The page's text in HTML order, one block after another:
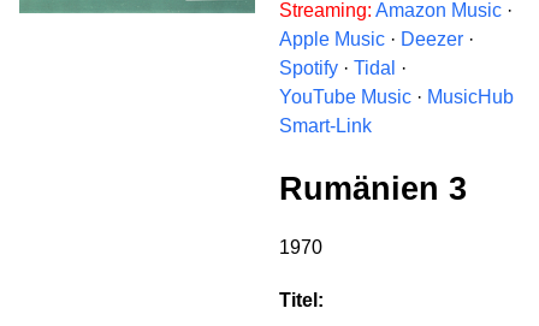
Streaming: Amazon Music ·
Apple Music · Deezer ·
Spotify · Tidal ·
YouTube Music · MusicHub
Smart-Link
Rumänien 3
1970
Titel: